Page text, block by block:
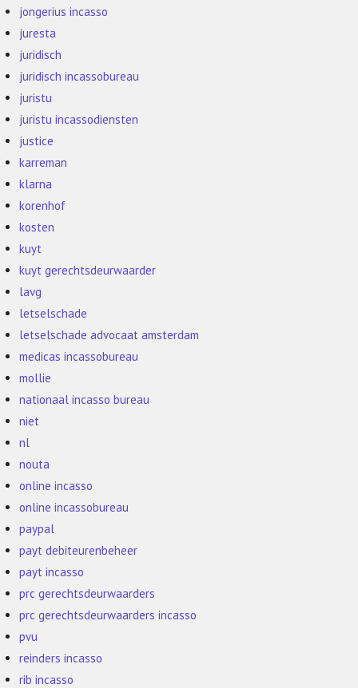
jongerius incasso
juresta
juridisch
juridisch incassobureau
juristu
juristu incassodiensten
justice
karreman
klarna
korenhof
kosten
kuyt
kuyt gerechtsdeurwaarder
lavg
letselschade
letselschade advocaat amsterdam
medicas incassobureau
mollie
nationaal incasso bureau
niet
nl
nouta
online incasso
online incassobureau
paypal
payt debiteurenbeheer
payt incasso
prc gerechtsdeurwaarders
prc gerechtsdeurwaarders incasso
pvu
reinders incasso
rib incasso